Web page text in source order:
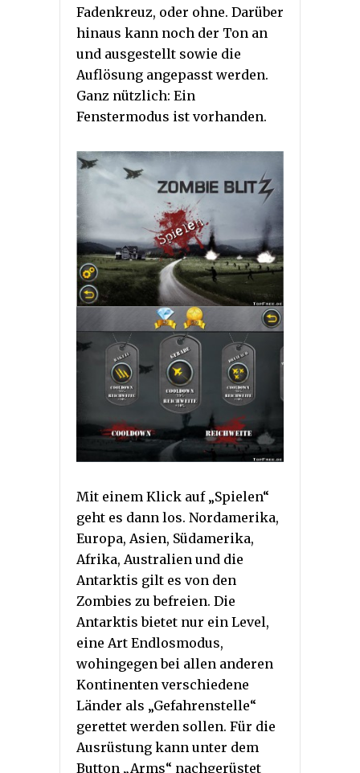
Fadenkreuz, oder ohne. Darüber
hinaus kann noch der Ton an
und ausgestellt sowie die
Auflösung angepasst werden.
Ganz nützlich: Ein
Fenstermodus ist vorhanden.
Mit einem Klick auf „Spielen“
geht es dann los. Nordamerika,
Europa, Asien, Südamerika,
Afrika, Australien und die
Antarktis gilt es von den
Zombies zu befreien. Die
Antarktis bietet nur ein Level,
eine Art Endlosmodus,
wohingegen bei allen anderen
Kontinenten verschiedene
Länder als „Gefahrenstelle“
gerettet werden sollen. Für die
Ausrüstung kann unter dem
Button „Arms“ nachgerüstet